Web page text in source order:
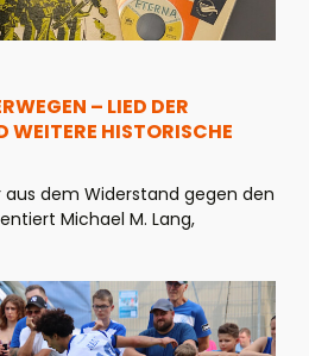
– LIED DER
WEITERE HISTORISCHE
dem Widerstand gegen den
Michael M. Lang,